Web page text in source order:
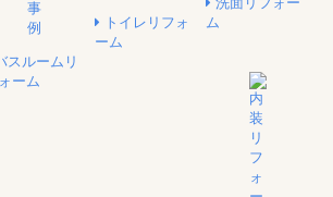
スルームリ
ーム
トイレリフォ
ーム
ム